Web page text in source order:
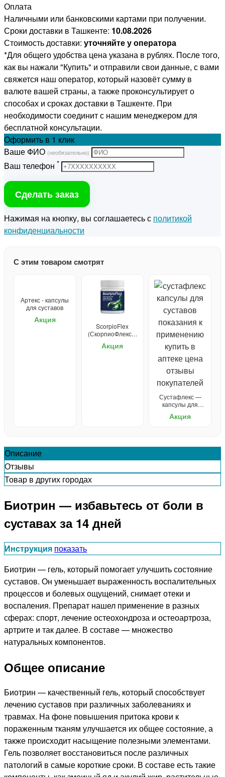
Оплата
Наличными или банковскими картами при получении.
Сроки доставки в Ташкенте: 10.08.2026
Стоимость доставки: уточняйте у оператора
*Для общего удобства цена указана в рублях. После того,
как вы нажали "Купить" и отправили свои данные, с вами
свяжется наш оператор, который назовёт сумму в
валюте вашей страны, а также проконсультирует о
способах и сроках доставки в Ташкенте. При
необходимости соединит с нашим менеджером для
бесплатной консультации.
Оформить в 1 клик
Ваше ФИО (необязательно)
Ваш телефон *
Сделать заказ
Нажимая на кнопку, вы соглашаетесь с политикой
конфиденциальности
С этим товаром смотрят
Артекс - капсулы
для суставов
Акция
ScorpioFlex
(СкорпиоФлекс) -
суставов
Акция
Сустафлекс —
капсулы для
Акция
Описание
Отзывы
Товар в других городах
Биотрин — избавьтесь от боли в
суставах за 14 дней
Инструкция показать
Биотрин — гель, который помогает улучшить состояние
суставов. Он уменьшает выраженность воспалительных
процессов и болевых ощущений, снимает отеки и
воспаления. Препарат нашел применение в разных
сферах: спорт, лечение остеохондроза и остеоартроза,
артрите и так далее. В составе — множество
натуральных компонентов.
Общее описание
Биотрин — качественный гель, который способствует
лечению суставов при различных заболеваниях и
травмах. На фоне повышения притока крови к
пораженным тканям улучшается их общее состояние, а
также происходит насыщение полезными элементами.
Гель позволяет восстановиться после различных
патологий в самые короткие сроки. В составе есть такие